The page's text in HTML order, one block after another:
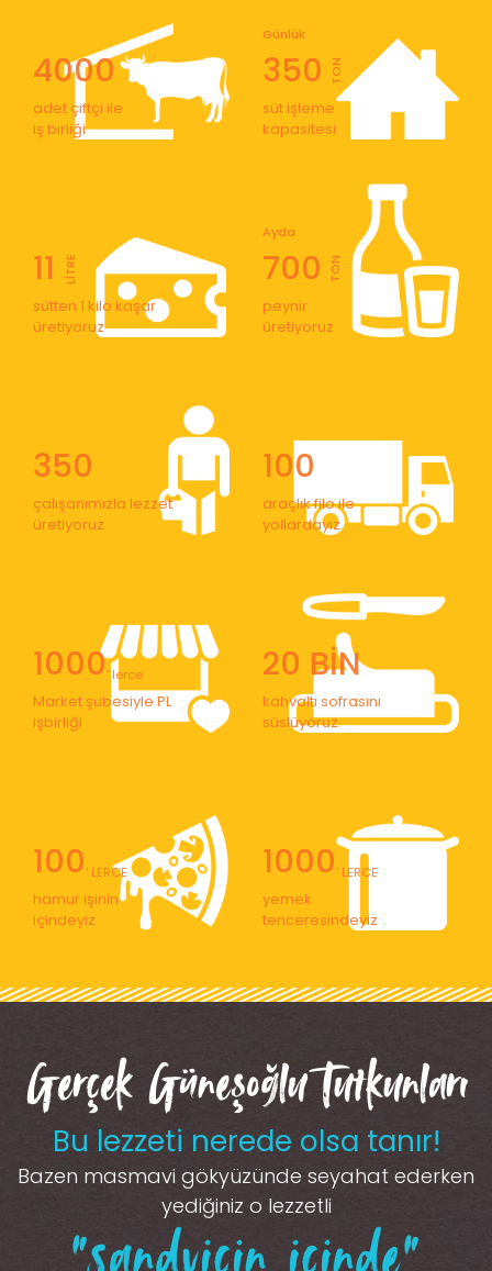
4000
adet çiftçi ile
iş birliği
350
Günlük
TON
süt işleme
kapasitesi
11 LİTRE
sütten 1 kilo kaşar
üretiyoruz
700
Ayda
TON
peynir
üretiyoruz
350
çalışanımızla lezzet
üretiyoruz
100
araçlık filo ile
yollardayız
1000' lerce
Market şubesiyle PL
işbirliği
20 BİN
kahvaltı sofrasını
süslüyoruz
100' LERCE
hamur işinin
içindeyiz
1000' LERCE
yemek
tenceresindeyiz
Gerçek Güneşoğlu Tutkunları
Bu lezzeti nerede olsa tanır!
Bazen masmavi gökyüzünde seyahat ederken
yediğiniz o lezzetli